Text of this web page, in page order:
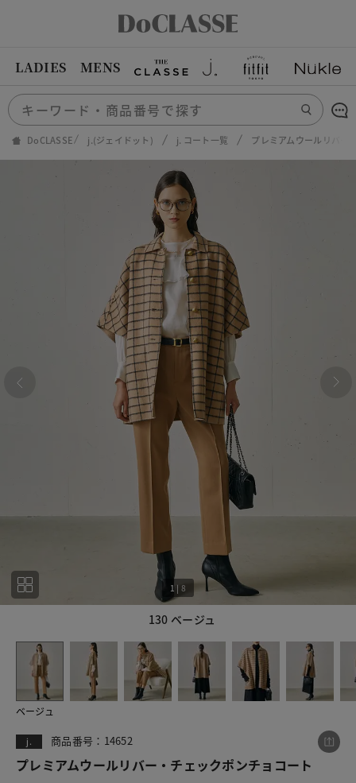
LADIES MENS
DoCLASSE j.(ジェイドット) j. コート一覧 プレミアムウールリバー
130 ベージュ
1 | 8
ベージュ
1
j. 商品番号：14652
プレミアムウールリバー・チェックポンチョコート
この商品をシェアする